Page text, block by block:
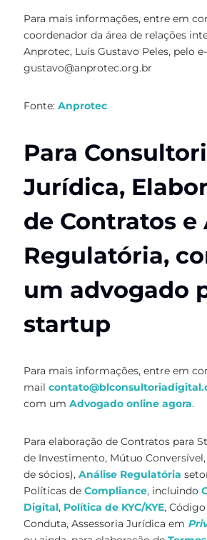
Para mais informações, entre em
coordenador da área de relações
Anprotec, Luís Gustavo Peles, pelo
gustavo@anprotec.org.br
Fonte: Anprotec
Para
Jurídica,
de Contratos e
Regulatória,
um advogado
startup
Para mais informações, entre em
mail
com um Advogado online agora.
Para elaboração de Contratos para
de Investimento, Mútuo
de sócios), Análise Regulatória
Políticas de Compliance, incluindo
Digital, Política de KYC/KYE,
Conduta, Assessoria Jurídica em